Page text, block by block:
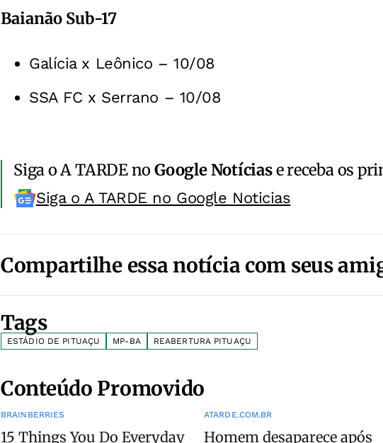
Baianão Sub-17
Galícia x Leônico – 10/08
SSA FC x Serrano – 10/08
Siga o A TARDE noGoogle Notíciase receba os
Siga o A TARDE no Google Noticias
Compartilhe essa notícia com seus
Tags
ESTÁDIO DE PITUAÇU MP-BA REABERTURA PITUAÇU